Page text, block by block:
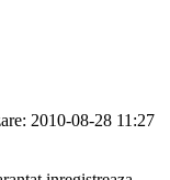
2010-08-28 11:27